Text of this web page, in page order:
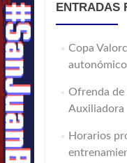
ENTRADAS
Copa
autonómico
Ofrenda de
Auxiliadora
Horarios